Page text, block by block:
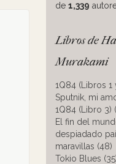
de 1,339
Libros de
Murakami
1Q84 (Libros 1
Sputnik, mi
1Q84 (Libro 3)
El fin del
despiadado
maravillas (48)
Tokio Blues